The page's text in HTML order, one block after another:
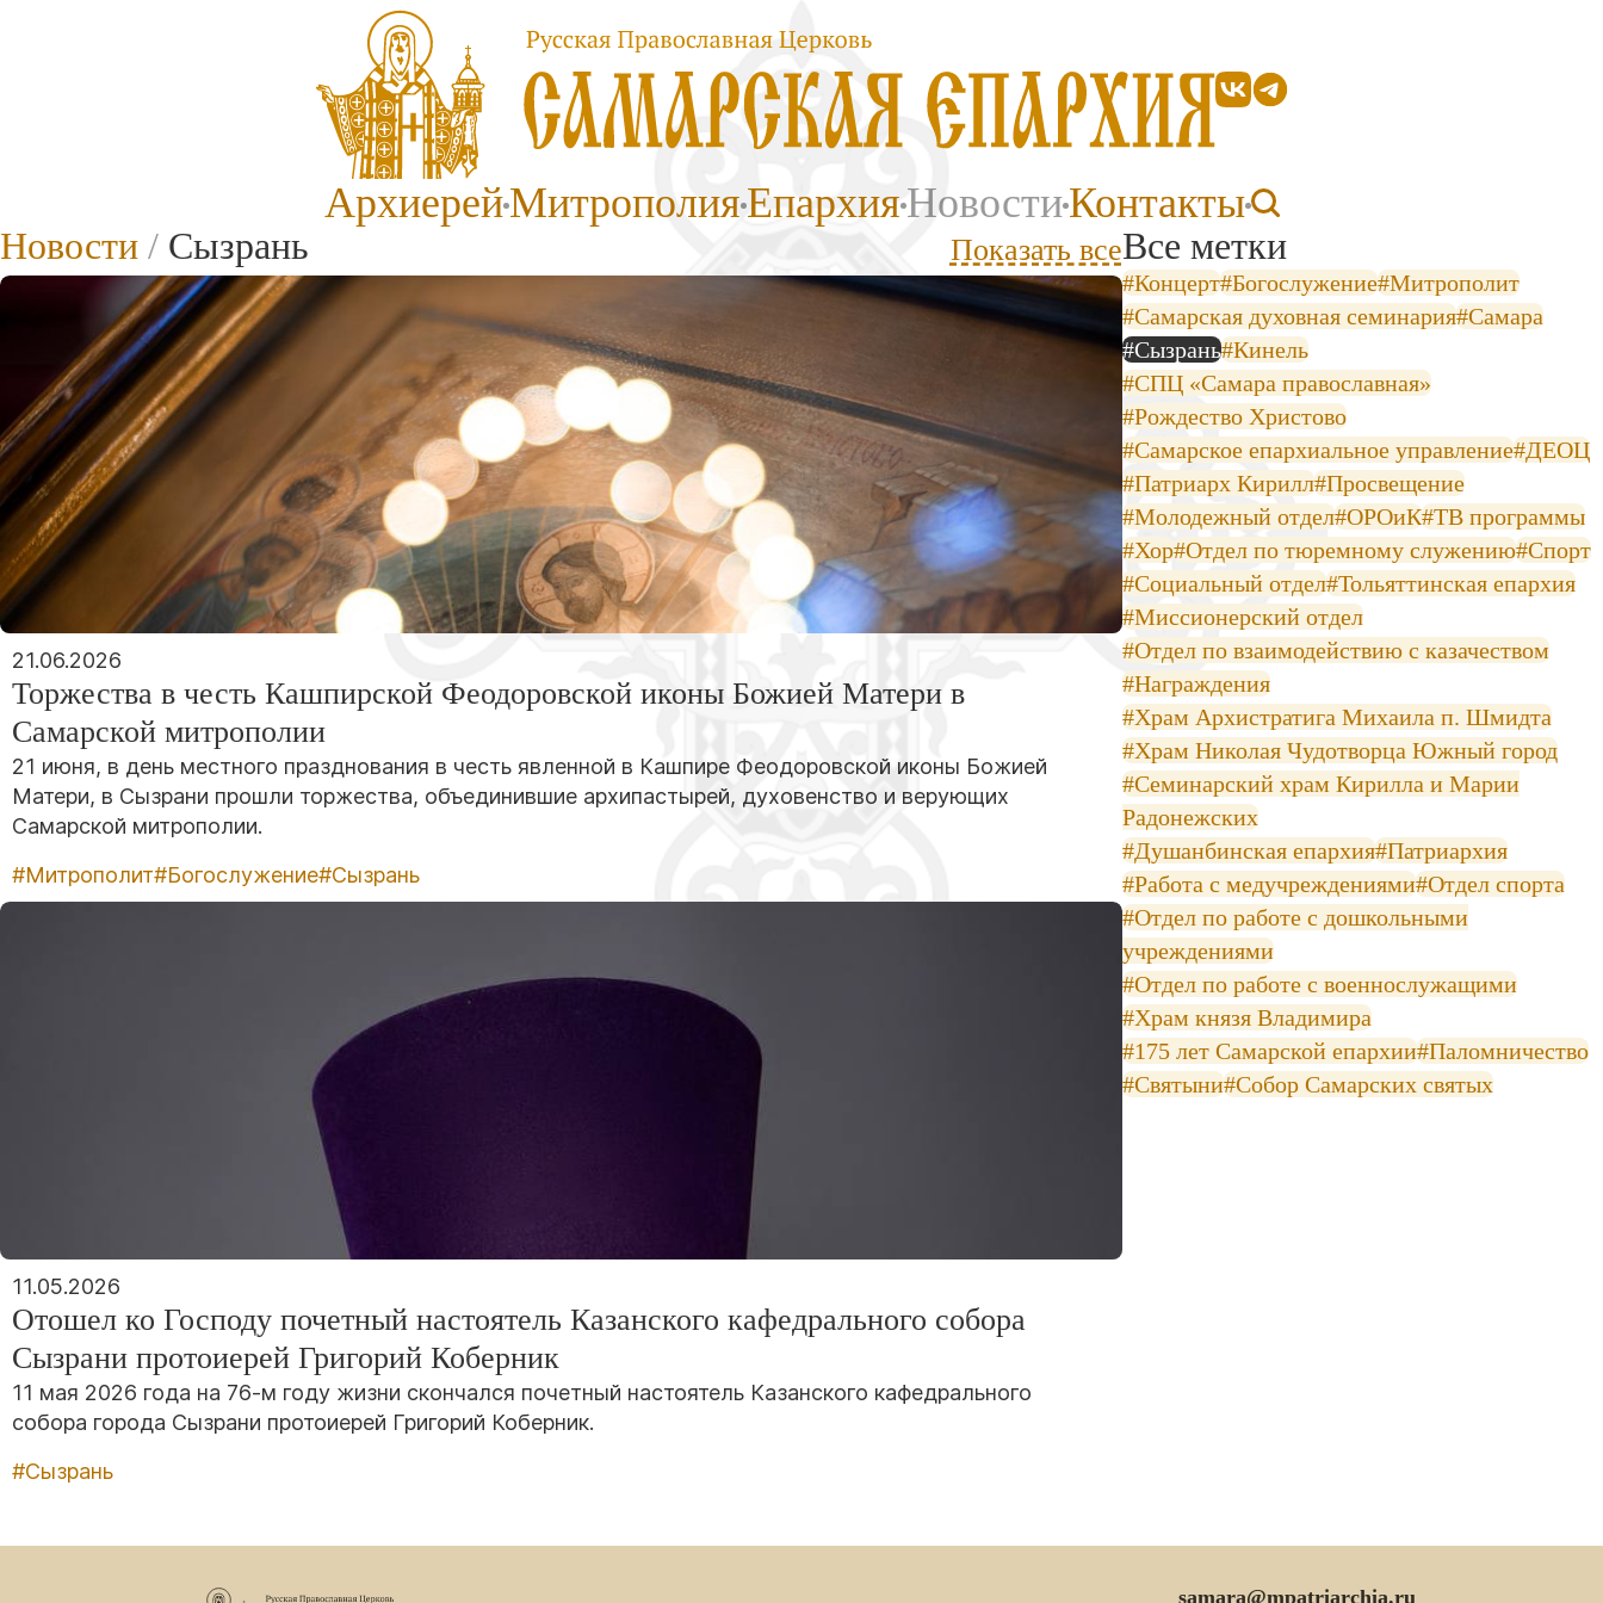
АрхиерейМитрополияЕпархияНовостиКонтакты
Новости / Сызрань Показать все
21.06.2026
Торжества в честь Кашпирской Феодоровской иконы Божией Матери в
Самарской митрополии
21 июня, в день местного празднования в честь явленной в Кашпире Феодоровской иконы Божией
Матери, в Сызрани прошли торжества, объединившие архипастырей, духовенство и верующих
Самарской митрополии.
#Митрополит#Богослужение#Сызрань
11.05.2026
Отошел ко Господу почетный настоятель Казанского кафедрального собора
Сызрани протоиерей Григорий Коберник
11 мая 2026 года на 76-м году жизни скончался почетный настоятель Казанского кафедрального
собора города Сызрани протоиерей Григорий Коберник.
#Сызрань
Все метки
#Концерт#Богослужение#Митрополит
#Самарская духовная семинария#Самара
#Сызрань#Кинель
#СПЦ «Самара православная»
#Рождество Христово
#Самарское епархиальное управление#ДЕОЦ
#Патриарх Кирилл#Просвещение
#Молодежный отдел#ОРОиК#ТВ программы
#Хор#Отдел по тюремному служению#Спорт
#Социальный отдел#Тольяттинская епархия
#Миссионерский отдел
#Отдел по взаимодействию с казачеством
#Награждения
#Храм Архистратига Михаила п. Шмидта
#Храм Николая Чудотворца Южный город
#Семинарский храм Кирилла и Марии
Радонежских
#Душанбинская епархия#Патриархия
#Работа с медучреждениями#Отдел спорта
#Отдел по работе с дошкольными
учреждениями
#Отдел по работе с военнослужащими
#Храм князя Владимира
#175 лет Самарской епархии#Паломничество
#Святыни#Собор Самарских святых
samara@mpatriarchia.ru